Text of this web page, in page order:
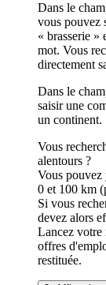
Dans le
vous pouvez
« brasserie »
mot. Vous
directement
Dans le
saisir une
un continent.
Vous
alentours ?
Vous pouvez
0 et 100 km
Si vous
devez alors
Lancez votre
offres
restituée.